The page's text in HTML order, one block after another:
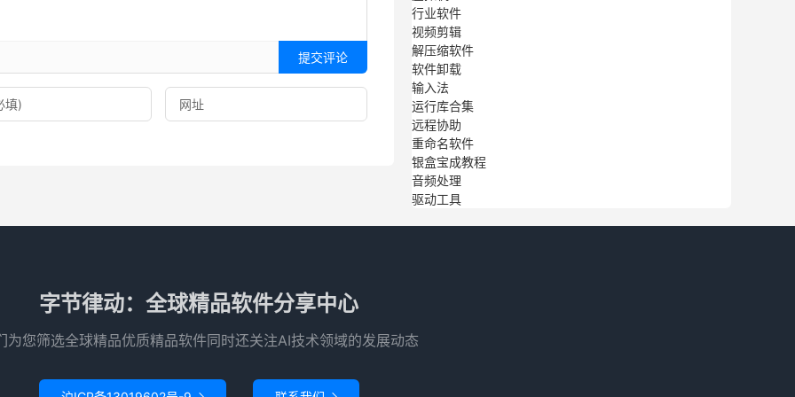
提交评论
行业软件
视频剪辑
解压缩软件
软件卸载
输入法
运行库合集
远程协助
重命名软件
银盒宝成教程
音频处理
驱动工具
字节律动：全球精品软件分享中心
为您筛选全球精品优质精品软件同时还关注AI技术领域的发展动态